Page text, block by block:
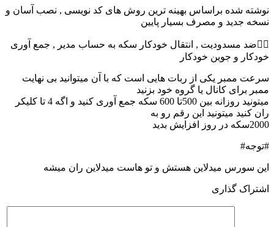
نوشته شده براساس بهینه ترین روش های کد نویسی , نصب آسان و
نسخه جدید و مصرف بسیار پایین
👌🏻ضد مسدودیت , انتقال خودکار سکه به حساب مدیر , جمع آوری
خودکار و جوین خودکار
سرعت ممبر یکی از ربات هایی است که با آن میتوانید بی نهایت
ممبر برای کانال یا گروه خود بزنید
میتونید روزانه بین 500تا 600 سکه جمع آوری کنید و اگه 4 تا کلیکر
ران کنید میتونید این رقم رو به
2000سکه در روز افزایش بدید
#توجه#
این سورس میدلاین هستش و تو هاست میدلاین ران میشه
اشتراک گذاری